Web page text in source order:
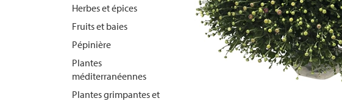
Herbes et épices
Fruits et baies
Pépinière
Plantes
méditerranéennes
Plantes grimpantes et